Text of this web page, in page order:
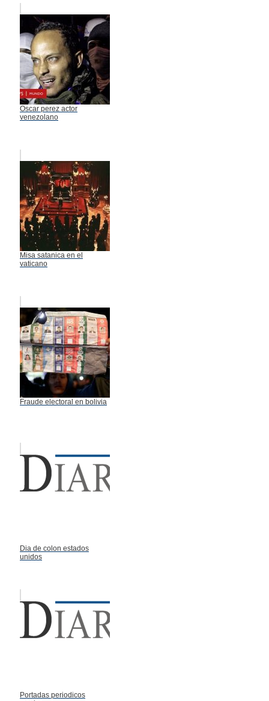
Oscar perez actor
venezolano
Misa satanica en el
vaticano
Fraude electoral en bolivia
Dia de colon estados
unidos
Portadas periodicos